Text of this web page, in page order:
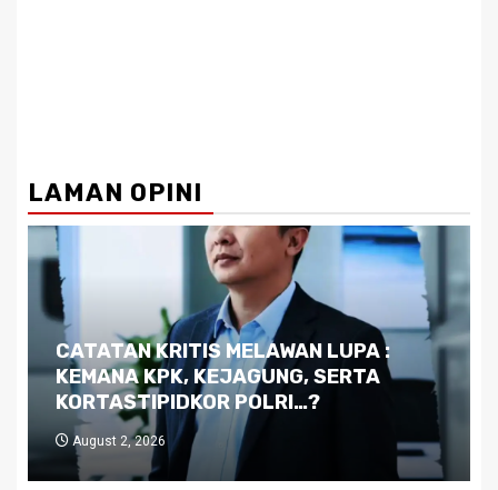
LAMAN OPINI
Dilema Kaltim di Tengah Krisis:
Kutukan Sumber Daya Alam dan
Pemimpin yang Tak Kreatif
July 29, 2026